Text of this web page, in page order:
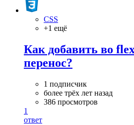
CSS
+1 ещё
Как добавить во
перенос?
1 подписчик
более трёх лет назад
386 просмотров
1
ответ